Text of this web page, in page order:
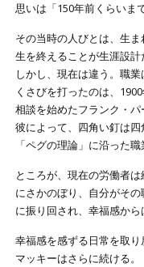
思いは「150年前くらいま
その当時の人びとは、生
生を終えることが生涯設計
しかし、現在は違う。職業
くさびを打ったのは、
相談を始めたフランク・パ
彼によって、四角い釘は
「ペグの理論」に沿った
ところが、現在の労働者
にさかのぼり、自分がそ
に振り回され、幸福感から
幸福感を感ずる日常を取り
マッキーはさらに続ける。